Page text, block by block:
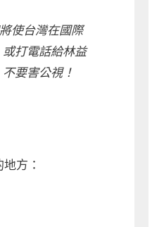
使台灣在國際
打電話給林益
要害公視！
方：